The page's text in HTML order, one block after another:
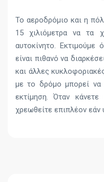
Το αεροδρόμιο και η
15 χιλιόμετρα να τα
αυτοκίνητο. Εκτιμούμε
είναι πιθανό να
και άλλες
με το δρόμο μπορεί να
εκτίμηση. Όταν
χρεωθείτε επιπλέον εάν